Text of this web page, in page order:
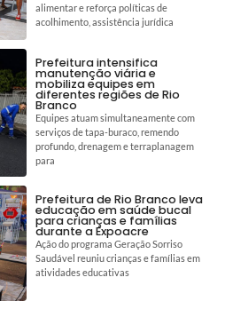
alimentar e reforça políticas de
acolhimento, assistência jurídica
Prefeitura intensifica
manutenção viária e
mobiliza equipes em
diferentes regiões de Rio
Branco
Equipes atuam simultaneamente com
serviços de tapa-buraco, remendo
profundo, drenagem e terraplanagem
para
Prefeitura de Rio Branco leva
educação em saúde bucal
para crianças e famílias
durante a Expoacre
Ação do programa Geração Sorriso
Saudável reuniu crianças e famílias em
atividades educativas